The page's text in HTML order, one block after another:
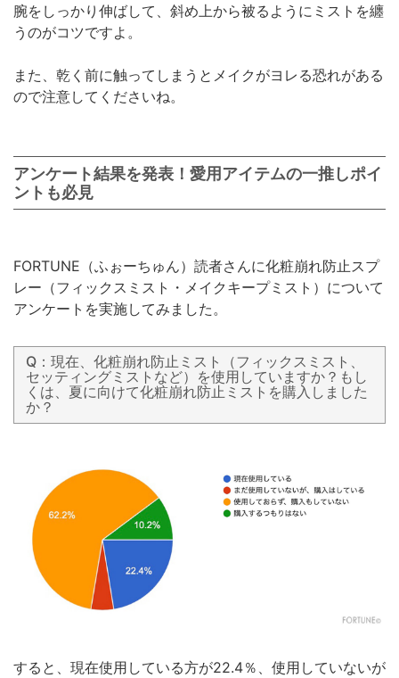
腕をしっかり伸ばして、斜め上から被るようにミストを纏
うのがコツですよ。
また、乾く前に触ってしまうとメイクがヨレる恐れがある
ので注意してくださいね。
アンケート結果を発表！愛用アイテムの一推しポイ
ントも必見
FORTUNE（ふぉーちゅん）読者さんに化粧崩れ防止スプ
レー（フィックスミスト・メイクキープミスト）について
アンケートを実施してみました。
Q：現在、化粧崩れ防止ミスト（フィックスミスト、
セッティングミストなど）を使用していますか？もし
くは、夏に向けて化粧崩れ防止ミストを購入しました
か？
すると、現在使用している方が22.4％、使用していないが